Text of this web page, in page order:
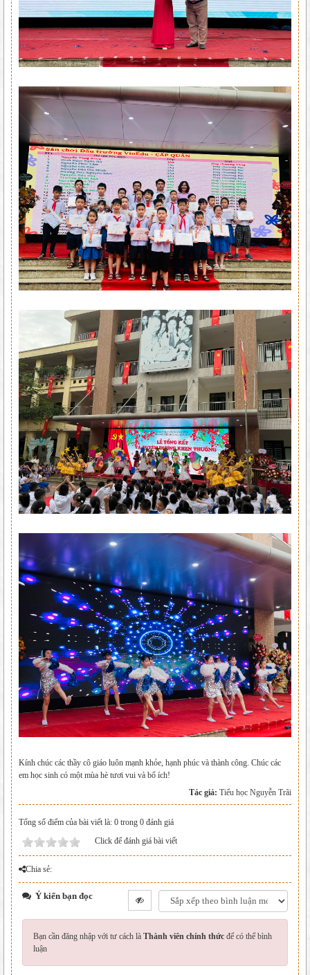
Kính chúc các thầy cô giáo luôn mạnh khỏe, hạnh phúc và thành công. Chúc các
em học sinh có một mùa hè tươi vui và bổ ích!
Tác giả: Tiểu học Nguyễn Trãi
Tổng số điểm của bài viết là: 0 trong 0 đánh giá
Click để đánh giá bài viết
Chia sẻ:
Ý kiến bạn đọc
Bạn cần đăng nhập với tư cách là Thành viên chính thức để có thể bình
luận